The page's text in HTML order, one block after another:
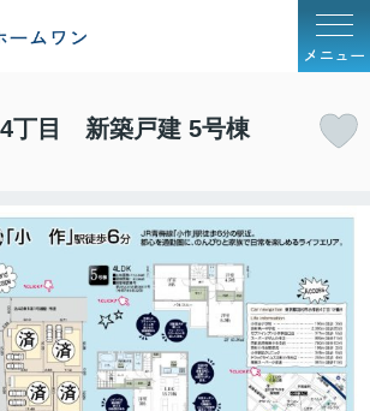
メニュー
丁目 新築戸建 5号棟